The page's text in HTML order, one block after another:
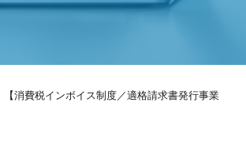
【消費税インボイス制度／適格請求書発行事業